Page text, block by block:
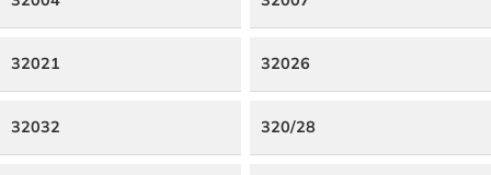
32021 32026
32032 320/28